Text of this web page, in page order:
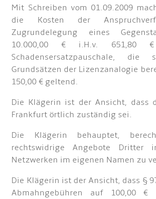
Mit Schreiben vom 01.09.2009
die Kosten der
Zugrundelegung eines
10.000,00 € i.H.v. 651,80
Schadensersatzpauschale,
Grundsätzen der Lizenzanalogie
150,00 € geltend.
Die Klägerin ist der Ansicht, dass
Frankfurt örtlich zuständig sei.
Die Klägerin behauptet,
rechtswidrige Angebote Dritter
Netzwerken im eigenen Namen zu
Die Klägerin ist der Ansicht, dass §
Abmahngebühren auf 100,00 €